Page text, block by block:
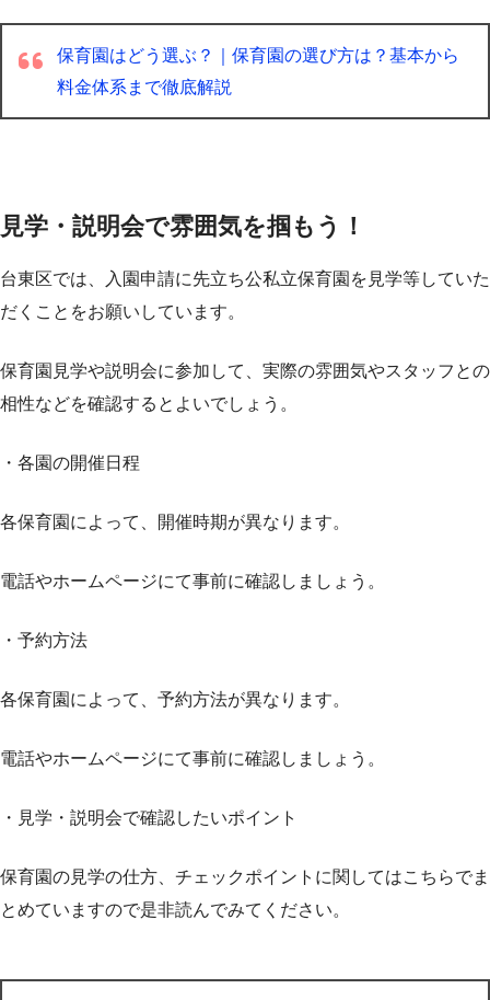
保育園はどう選ぶ？｜保育園の選び方は？基本から
料金体系まで徹底解説
見学・説明会で雰囲気を掴もう！
台東区では、入園申請に先立ち公私立保育園を見学等していた
だくことをお願いしています。
保育園見学や説明会に参加して、実際の雰囲気やスタッフとの
相性などを確認するとよいでしょう。
・各園の開催日程
各保育園によって、開催時期が異なります。
電話やホームページにて事前に確認しましょう。
・予約方法
各保育園によって、予約方法が異なります。
電話やホームページにて事前に確認しましょう。
・見学・説明会で確認したいポイント
保育園の見学の仕方、チェックポイントに関してはこちらでま
とめていますので是非読んでみてください。